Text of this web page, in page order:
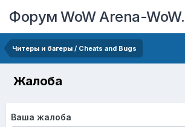
Форум WoW Arena-
Читеры и багеры / Cheats and Bugs
Жалоба
Ваша жалоба